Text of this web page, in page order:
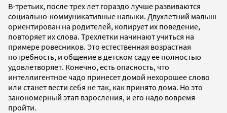
В-третьих, после трех лет гораздо лучше развиваются
социально-коммуникативные навыки. Двухлетний малыш
ориентирован на родителей, копирует их поведение,
повторяет их слова. Трехлетки начинают учиться на
примере ровесников. Это естественная возрастная
потребность, и общение в детском саду ее полностью
удовлетворяет. Конечно, есть опасность, что
интеллигентное чадо принесет домой нехорошее слово
или станет вести себя не так, как принято дома. Но это
закономерный этап взросления, и его надо вовремя
пройти.